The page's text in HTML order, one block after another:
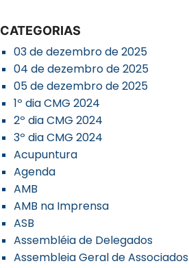
CATEGORIAS
03 de dezembro de 2025
04 de dezembro de 2025
05 de dezembro de 2025
1º dia CMG 2024
2º dia CMG 2024
3º dia CMG 2024
Acupuntura
Agenda
AMB
AMB na Imprensa
ASB
Assembléia de Delegados
Assembleia Geral de Associados